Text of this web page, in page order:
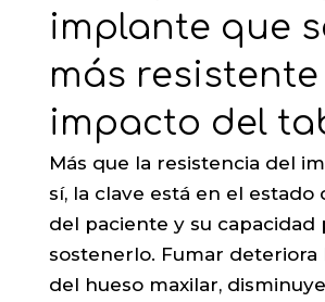
implante que
más
impacto del
Más que la resistencia del
sí, la clave está en el estado
del paciente y su capacidad
sostenerlo. Fumar deteriora
del hueso maxilar,